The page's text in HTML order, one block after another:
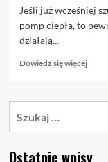
Jeśli już wcześniej
pomp ciepła, to
działają...
Dowiedz się więcej
o
zasada
Ostatnie wpisy